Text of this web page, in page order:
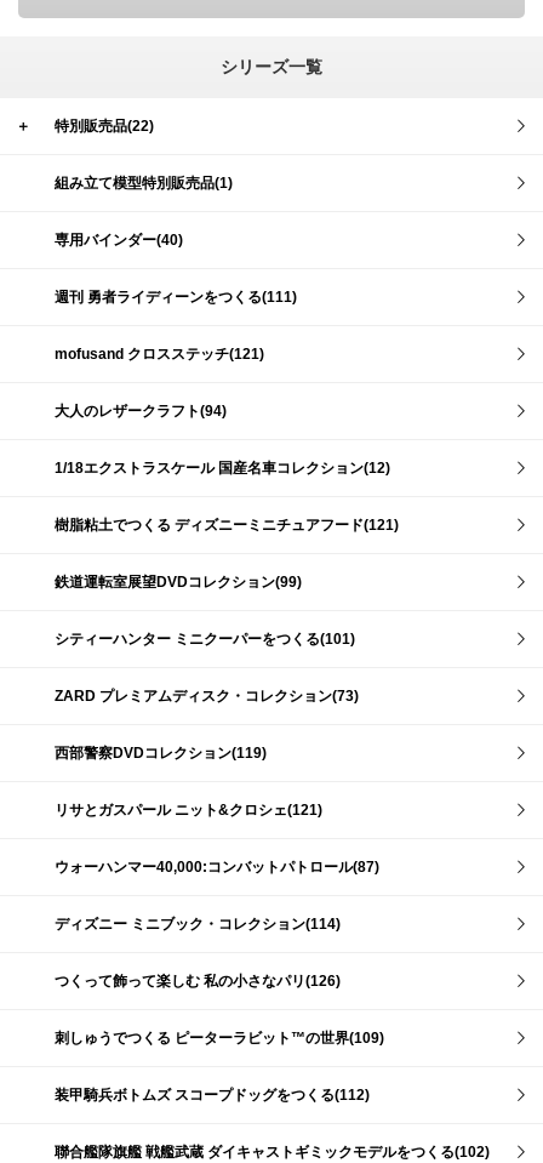
シリーズ一覧
＋ 特別販売品(22)
組み立て模型特別販売品(1)
専用バインダー(40)
週刊 勇者ライディーンをつくる(111)
mofusand クロスステッチ(121)
大人のレザークラフト(94)
1/18エクストラスケール 国産名車コレクション(12)
樹脂粘土でつくる ディズニーミニチュアフード(121)
鉄道運転室展望DVDコレクション(99)
シティーハンター ミニクーパーをつくる(101)
ZARD プレミアムディスク・コレクション(73)
西部警察DVDコレクション(119)
リサとガスパール ニット&クロシェ(121)
ウォーハンマー40,000:コンバットパトロール(87)
ディズニー ミニブック・コレクション(114)
つくって飾って楽しむ 私の小さなパリ(126)
刺しゅうでつくる ピーターラビット™の世界(109)
装甲騎兵ボトムズ スコープドッグをつくる(112)
聯合艦隊旗艦 戦艦武蔵 ダイキャストギミックモデルをつくる(102)